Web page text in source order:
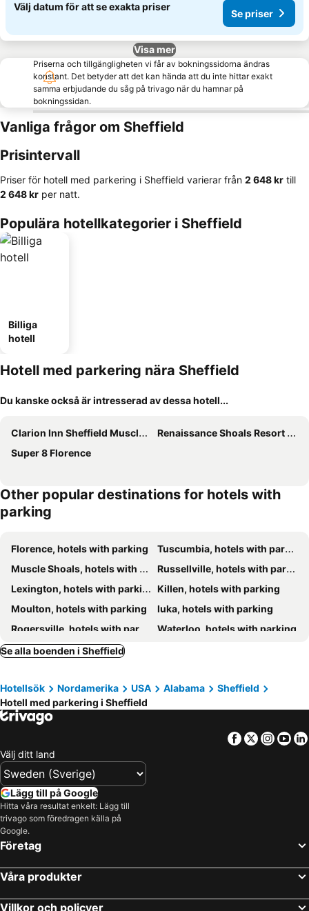
Välj datum för att se exakta priser
Se priser
Visa mer
Priserna och tillgängligheten vi får av bokningssidorna ändras
konstant. Det betyder att det kan hända att du inte hittar exakt
samma erbjudande du såg på trivago när du hamnar på
bokningssidan.
Vanliga frågor om Sheffield
Prisintervall
Priser för hotell med parkering i Sheffield varierar från ‎2 648 kr till
‎2 648 kr per natt.
Populära hotellkategorier i Sheffield
Billiga
hotell
Hotell med parkering nära Sheffield
Du kanske också är intresserad av dessa hotell...
Clarion Inn Sheffield Muscle Shoals
Renaissance Shoals Resort & Spa
Super 8 Florence
Other popular destinations for hotels with
parking
Florence, hotels with parking
Tuscumbia, hotels with parking
Muscle Shoals, hotels with parking
Russellville, hotels with parking
Lexington, hotels with parking
Killen, hotels with parking
Moulton, hotels with parking
Iuka, hotels with parking
Rogersville, hotels with parking
Waterloo, hotels with parking
Anderson, hotels with parking
Loretto, hotels with parking
Iron City, hotels with parking
Collinwood, hotels with parking
Loretto, hotels with parking
Se alla boenden i Sheffield
Hotellsök Nordamerika USA Alabama
Sheffield
Hotell med parkering i Sheffield
Facebook
Twitter
Välj ditt land
Lägg till på Google
Hitta våra resultat enkelt: Lägg till
trivago som föredragen källa på
Google.
Företag
Våra produkter
Villkor och policyer